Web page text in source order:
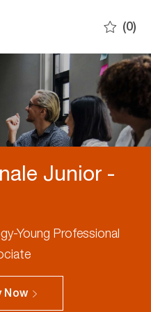
(0)
Junior -
Young Professional
Now